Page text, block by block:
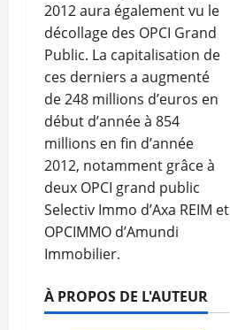
2012 aura également vu le
décollage des OPCI Grand
Public. La capitalisation de
ces derniers a augmenté
de 248 millions d’euros en
début d’année à 854
millions en fin d’année
2012, notamment grâce à
deux OPCI grand public
Selectiv Immo d’Axa REIM et
OPCIMMO d’Amundi
Immobilier.
À PROPOS DE L'AUTEUR